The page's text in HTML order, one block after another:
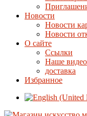
Новости
Новости
Новости
О сайте
Ссылки
Наше видео
доставка
Избранное